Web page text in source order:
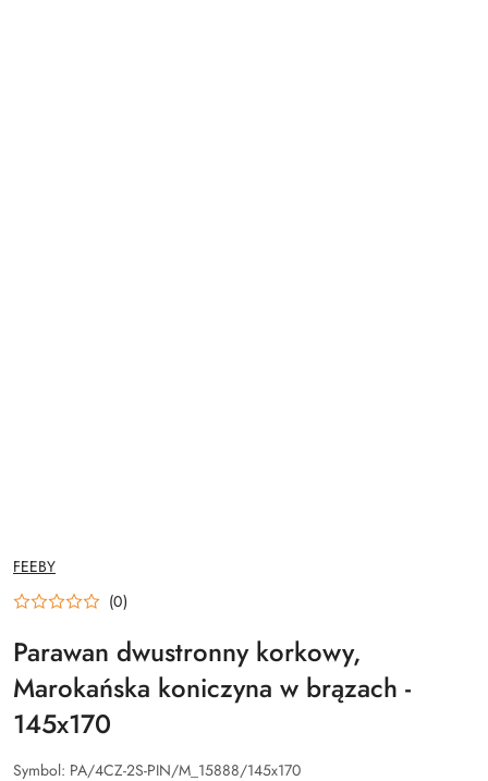
NAZWA
PRODUCENTA:
FEEBY
(0)
Parawan dwustronny korkowy,
Marokańska koniczyna w brązach -
145x170
Symbol: PA/4CZ-2S-PIN/M_15888/145x170